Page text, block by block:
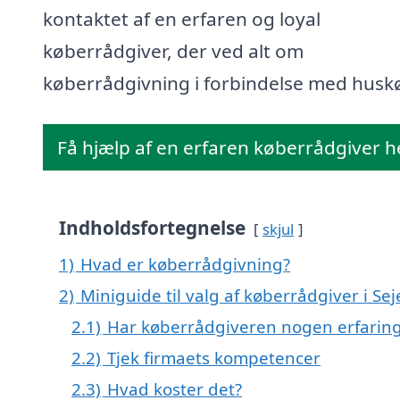
kontaktet af en erfaren og loyal
køberrådgiver, der ved alt om
køberrådgivning i forbindelse med
Få hjælp af en erfaren køberrådgiver
Indholdsfortegnelse skjul
1) Hvad er køberrådgivning?
2) Miniguide til valg af køberrådgiver i
2.1) Har køberrådgiveren nogen
2.2) Tjek firmaets kompetencer
2.3) Hvad koster det?